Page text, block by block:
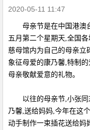
2020-05-11 11:47
母亲节是在中国港澳
五月第二个星期天,全国
慈母馆内为自己的母亲立
象征母爱的康乃馨,特制
母亲敬献爱意的礼物。
以往的母亲节,小张
乃馨,送给妈妈,今年在这
动手制作一束插花送给妈